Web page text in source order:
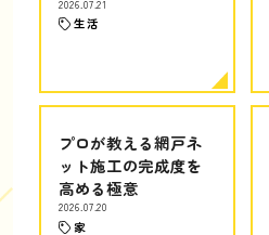
2026.07.21
生活
プロが教える網戸ネ
ット施工の完成度を
高める極意
2026.07.20
家